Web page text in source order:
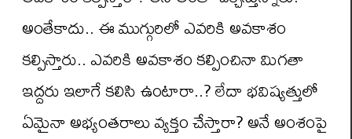
అంతేకాదు.. ఈ ముగ్గురిలో ఎవరికి అవకాశం
కల్పిస్తారు.. ఎవరికి అవకాశం కల్పించినా మిగతా
ఇద్దరు ఇలాగే కలిసి ఉంటారా..? లేదా భవిష్యత్తులో
ఏమైనా అభ్యంతరాలు వ్యక్తం చేస్తారా? అనే అంశంపై